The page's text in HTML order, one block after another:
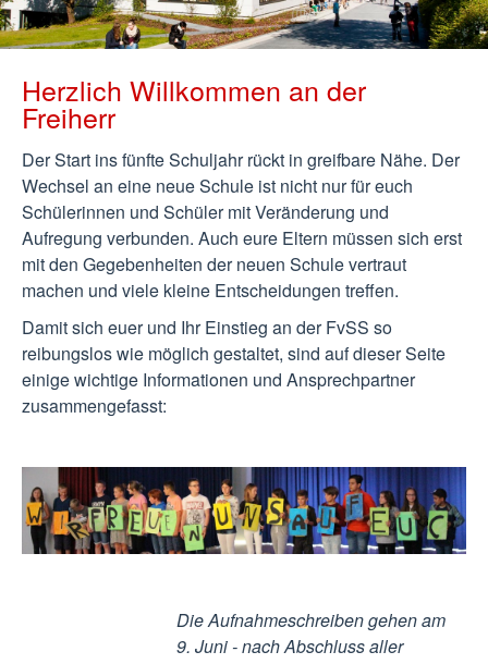
Herzlich Willkommen an der
Freiherr
Der Start ins fünfte Schuljahr rückt in greifbare Nähe. Der
Wechsel an eine neue Schule ist nicht nur für euch
Schülerinnen und Schüler mit Veränderung und
Aufregung verbunden. Auch eure Eltern müssen sich erst
mit den Gegebenheiten der neuen Schule vertraut
machen und viele kleine Entscheidungen treffen.
Damit sich euer und Ihr Einstieg an der FvSS so
reibungslos wie möglich gestaltet, sind auf dieser Seite
einige wichtige Informationen und Ansprechpartner
zusammengefasst:
Die Aufnahmeschreiben gehen am
9. Juni - nach Abschluss aller